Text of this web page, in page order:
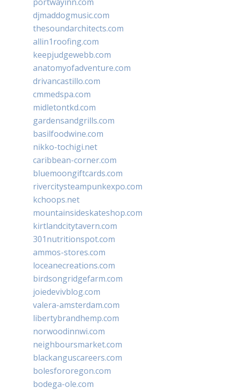
djmaddogmusic.com
thesoundarchitects.com
allin1roofing.com
keepjudgewebb.com
anatomyofadventure.com
drivancastillo.com
cmmedspa.com
midletontkd.com
gardensandgrills.com
basilfoodwine.com
nikko-tochigi.net
caribbean-corner.com
bluemoongiftcards.com
rivercitysteampunkexpo.com
kchoops.net
mountainsideskateshop.com
kirtlandcitytavern.com
301nutritionspot.com
ammos-stores.com
loceanecreations.com
birdsongridgefarm.com
joiedevivblog.com
valera-amsterdam.com
libertybrandhemp.com
norwoodinnwi.com
neighboursmarket.com
blackanguscareers.com
bolesfororegon.com
bodega-ole.com